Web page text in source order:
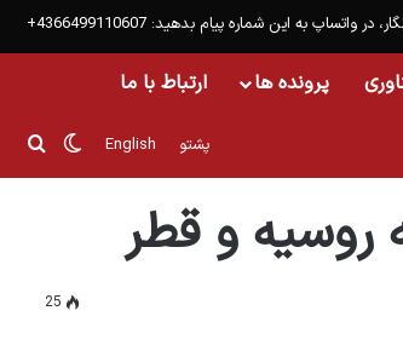
به این شماره پیام بدهید: 4366499110607+
پرونده ها ارتباط با ما
English پشتو تغییر
روسیه و قطر
25